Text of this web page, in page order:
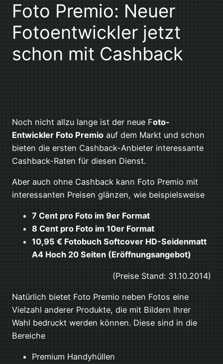
Foto Premio: Neuer
Fotoentwickler jetzt
schon mit Cashback
Noch nicht allzu lange ist der neue Foto-
Entwickler Foto Premio auf dem Markt und schon
bieten die ersten Cashback-Anbieter interessante
Cashback-Raten für diesen Dienst.
Aber auch ohne Cashback kann Foto Premio mit
interessanten Preisen glänzen, wie beispielsweise
7 Cent pro Foto im 9er Format
8 Cent pro Foto im 10er Format
10,95 € Fotobuch Softcover HD-Seidenmatt
A4 Hoch 20 Seiten (Eröffnungsangebot)
(Preise Stand: 31.10.2014)
Natürlich bietet Foto Premio neben Fotos eine
Vielzahl anderer Produkte, die mit Bildern Ihrer
Wahl bedruckt werden können. Diese sind in die
Bereiche
Premium Handyhüllen